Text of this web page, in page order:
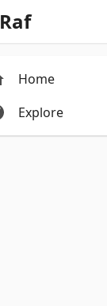
Raf
Home
Explore